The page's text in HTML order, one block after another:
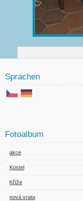
Sprachen
Fotoalbum
akce
Kostel
Kříže
nová vrata